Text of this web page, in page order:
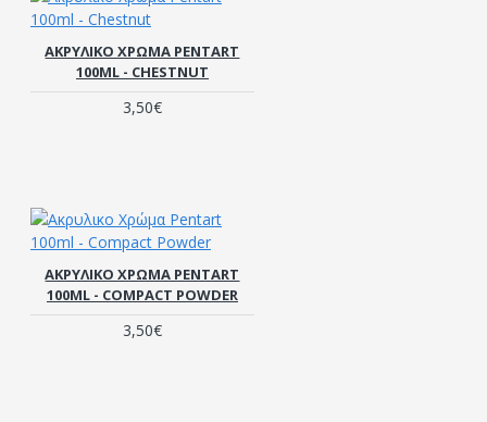
ΑΚΡΥΛΙΚΟ ΧΡΏΜΑ PENTART
100ML - CHESTNUT
3,50€
ΑΚΡΥΛΙΚΟ ΧΡΏΜΑ PENTART
100ML - COMPACT POWDER
3,50€